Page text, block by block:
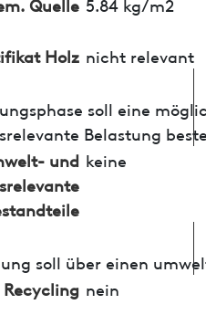
Holz nicht relevant
soll eine
Belastung
und keine
soll über einen
Recycling nein